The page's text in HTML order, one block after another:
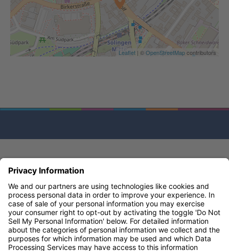
Leaflet | ©OpenStreetMapcontributors
© M3 (EU) Ltd 2026 | One Valentine Place, London, SE1 8QH
Privacy policy
Terms & conditions
Modern slavery statement
Accessibility statement